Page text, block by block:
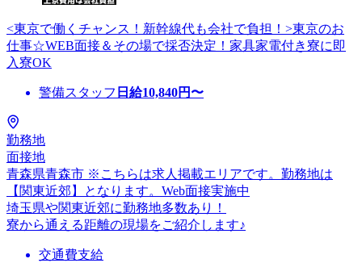
<東京で働くチャンス！新幹線代も会社で負担！>東京のお
仕事☆WEB面接＆その場で採否決定！家具家電付き寮に即
入寮OK
警備スタッフ 日給10,840円〜
勤務地
面接地
青森県青森市 ※こちらは求人掲載エリアです。勤務地は
【関東近郊】となります。Web面接実施中
埼玉県や関東近郊に勤務地多数あり！
寮から通える距離の現場をご紹介します♪
交通費支給